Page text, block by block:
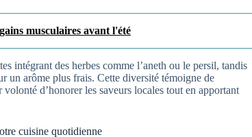
musculaires avant l'été
intégrant des herbes comme l’aneth ou le persil, tandis
un arôme plus frais. Cette diversité témoigne de
d’honorer les saveurs locales tout en apportant
cuisine quotidienne